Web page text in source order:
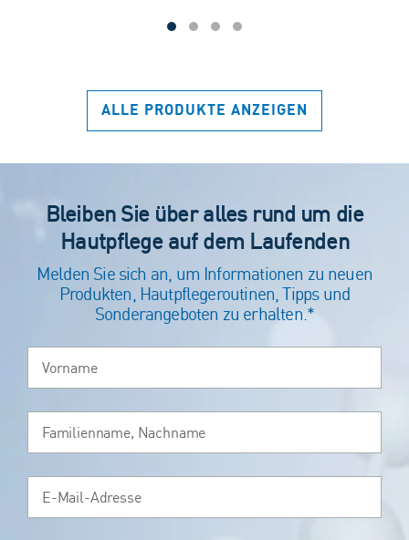
ALLE PRODUKTE ANZEIGEN
Bleiben Sie über alles rund um die
Hautpflege auf dem Laufenden
Melden Sie sich an, um Informationen zu neuen
Produkten, Hautpflegeroutinen, Tipps und
Sonderangeboten zu erhalten.*